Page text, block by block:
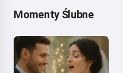
Momenty Ślubne